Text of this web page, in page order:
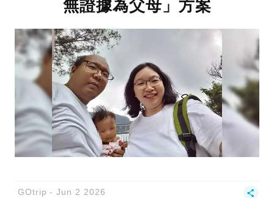
無證據為父母」方案
GOtrip Jun 2 2026